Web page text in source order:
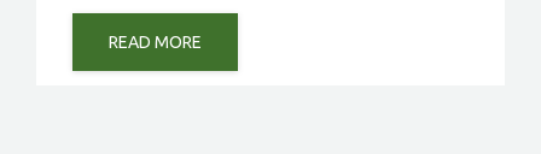
READ MORE